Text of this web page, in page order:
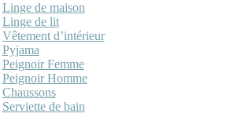
Linge de maison
Linge de lit
Vêtement d’intérieur
Pyjama
Peignoir Femme
Peignoir Homme
Chaussons
Serviette de bain